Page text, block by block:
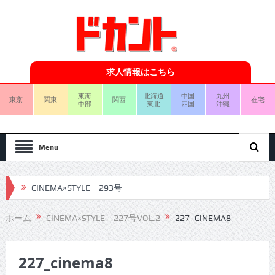
求人情報はこちら
東京 関東
東海
中部
関西
北海道
東北
中国
四国
九州
沖縄
在宅
Menu
CINEMA×STYLE 293号
CINEMA×STYLE 292号
CINEMA×STYLE 291号
CINEMA×STYLE 290号
ホーム CINEMA×STYLE 227号VOL.2 227_CINEMA8
227_cinema8